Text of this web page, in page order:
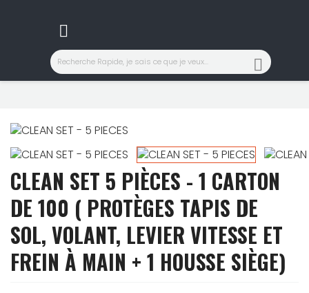


CLEAN SET 5 PIÈCES - 1 CARTON
DE 100 ( PROTÈGES TAPIS DE
SOL, VOLANT, LEVIER VITESSE ET
FREIN À MAIN + 1 HOUSSE SIÈGE)